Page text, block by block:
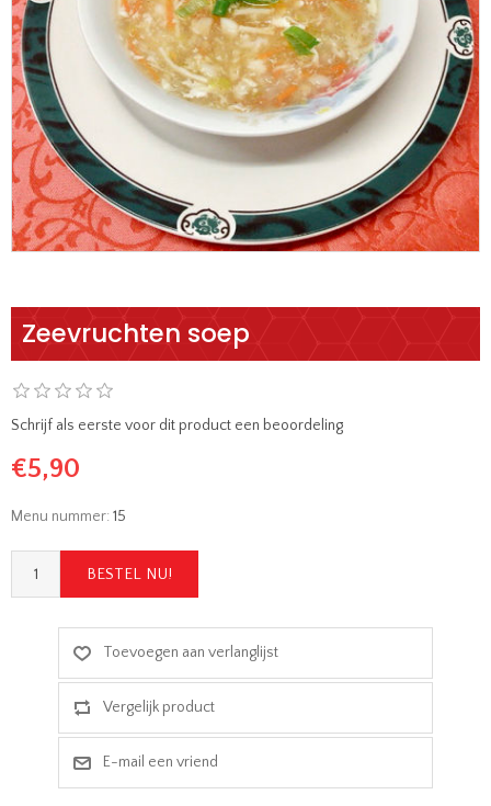
Zeevruchten soep
Schrijf als eerste voor dit product een beoordeling
€5,90
Menu nummer: 15